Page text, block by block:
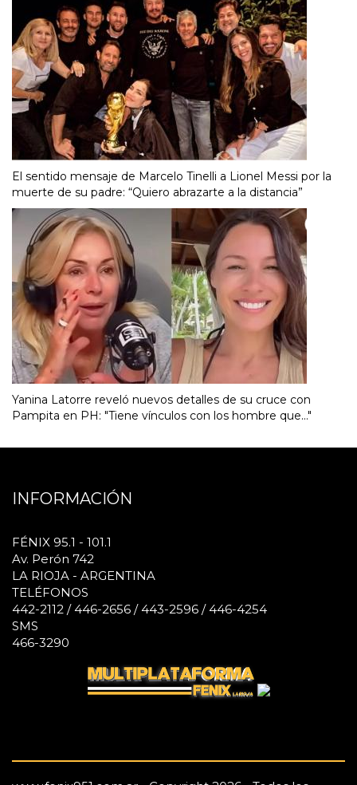
El sentido mensaje de Marcelo Tinelli a Lionel Messi por la
muerte de su padre: “Quiero abrazarte a la distancia”
Yanina Latorre reveló nuevos detalles de su cruce con
Pampita en PH: "Tiene vínculos con los hombre que..."
INFORMACIÓN
FÉNIX 95.1 - 101.1
Av. Perón 742
LA RIOJA - ARGENTINA
TELÉFONOS
442-2112 / 446-2656 / 443-2596 / 446-4254
SMS
466-3290